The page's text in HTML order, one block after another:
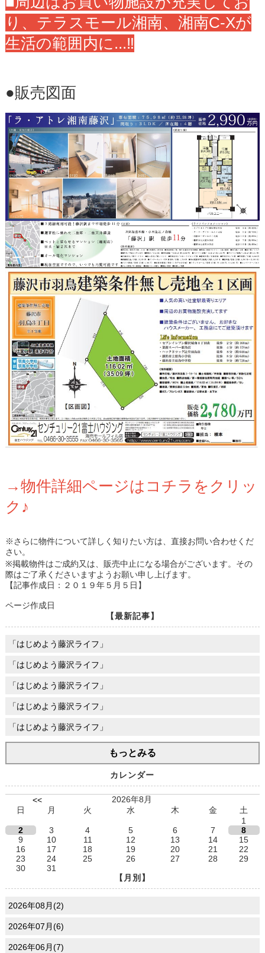
り、テラスモール湘南、湘南C-Xが
生活の範囲内に...‼
●販売図面
→物件詳細ページはコチラをクリッ
ク♪
※さらに物件について詳しく知りたい方は、直接お問い合わせくだ
さい。
※掲載物件はご成約又は、販売中止になる場合がございます。その
際はご了承くださいますようお願い申し上げます。
【記事作成日：２０１９年５月５日】
ページ作成日
【最新記事】
「はじめよう藤沢ライフ」
「はじめよう藤沢ライフ」
「はじめよう藤沢ライフ」
「はじめよう藤沢ライフ」
「はじめよう藤沢ライフ」
もっとみる
カレンダー
<<
2026年8月
日
月 火 水 木 金
土
1
2
3 4 5 6 7
8
9
10 11 12 13 14
15
16
17 18 19 20 21
22
23
24 25 26 27 28
29
30
31
【月別】
2026年08月(2)
2026年07月(6)
2026年06月(7)